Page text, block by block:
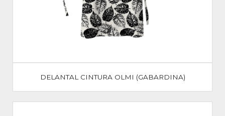
DELANTAL CINTURA OLMI (GABARDINA)